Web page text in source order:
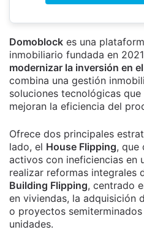
Domoblock es una
inmobiliario fundada en
modernizar la inversión en
combina una gestión
soluciones tecnológicas
mejoran la eficiencia del
Ofrece dos principales
lado, el House Flipping, que
activos con ineficiencias en
realizar reformas integrales
Building Flipping, centrado
en viviendas, la adquisición
o proyectos
unidades.